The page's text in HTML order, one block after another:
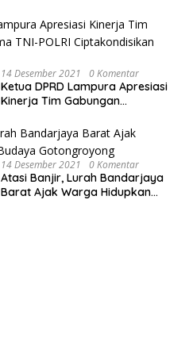
Sepeda Motor
14 Desember 2021 0 Komentar
Ketua DPRD Lampura Apresiasi
Kinerja Tim Gabungan
Ciptakondisikan Pilkades
Serenta
14 Desember 2021 0 Komentar
Atasi Banjir, Lurah Bandarjaya
Barat Ajak Warga Hidupkan